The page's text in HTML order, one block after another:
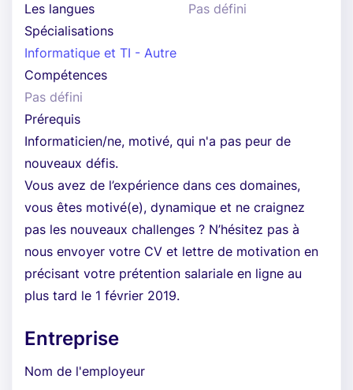
Les langues
Pas défini
Spécialisations
Informatique et TI - Autre
Compétences
Pas défini
Prérequis
Informaticien/ne, motivé, qui n'a pas peur de
nouveaux défis.
Vous avez de l’expérience dans ces domaines,
vous êtes motivé(e), dynamique et ne craignez
pas les nouveaux challenges ? N’hésitez pas à
nous envoyer votre CV et lettre de motivation en
précisant votre prétention salariale en ligne au
plus tard le 1 février 2019.
Entreprise
Nom de l'employeur